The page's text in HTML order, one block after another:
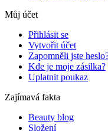
Můj účet
Přihlásit se
Vytvořit účet
Zapomněli jste
Kde je moje zásilka?
Uplatnit poukaz
Zajímavá fakta
Beauty blog
Složení